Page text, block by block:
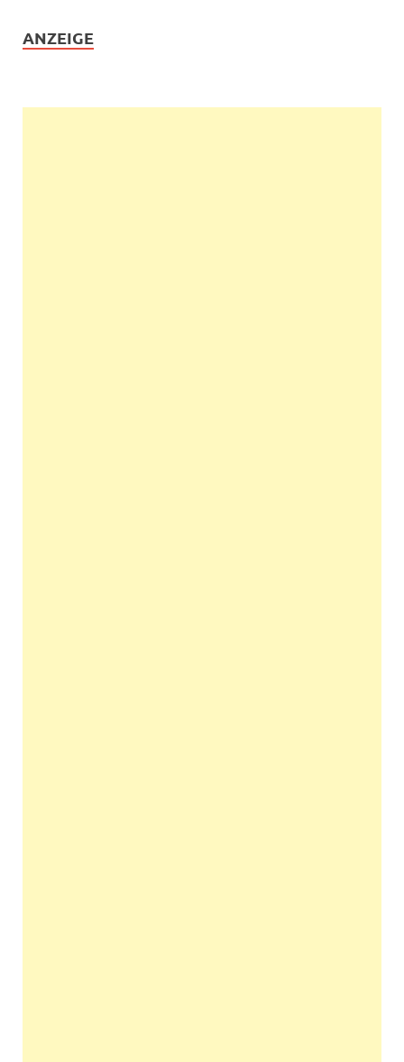
ANZEIGE